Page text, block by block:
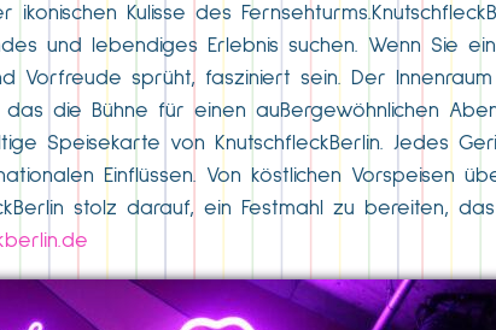
Kulisse des
und lebendiges Erlebnis suchen. Wenn Sie
sprüht, fasziniert sein. Der
die Bühne für einen außergewöhnlichen
Speisekarte von KnutschfleckBerlin. Jedes
Einflüssen. Von köstlichen Vorspeisen
stolz darauf, ein Festmahl zu bereiten,